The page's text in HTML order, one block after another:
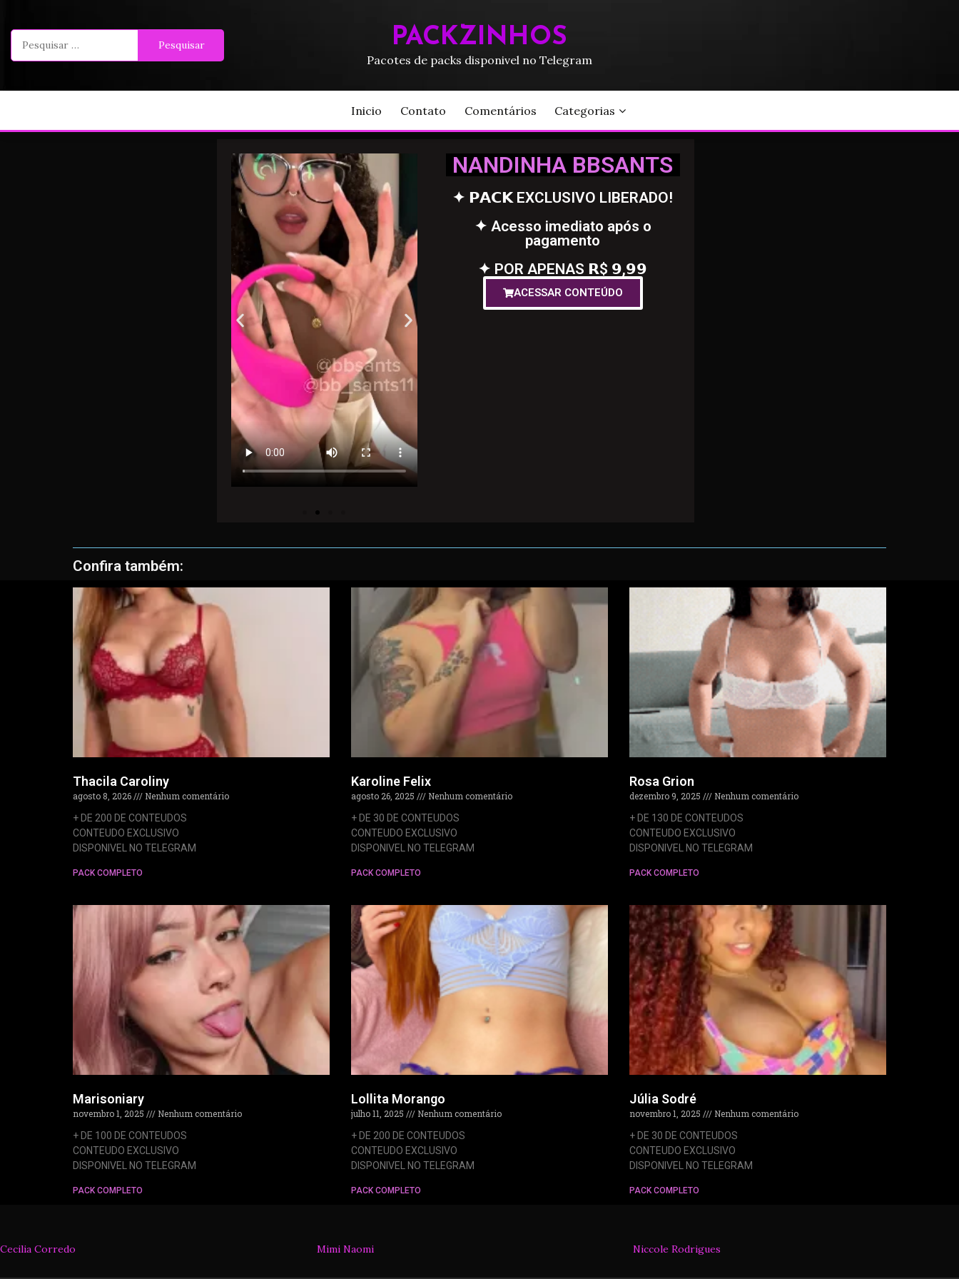
PACKZINHOS
Pacotes de packs disponivel no Telegram
Inicio Contato Comentários Categorias
NANDINHA BBSANTS
✦ 𝗣𝗔𝗖𝗞 EXCLUSIVO LIBERADO!
✦ Acesso imediato após o
pagamento
✦ POR APENAS 𝗥$ 𝟵,𝟵𝟵
ACESSAR CONTEÚDO
Confira também:
Thacila Caroliny
agosto 8, 2026
Nenhum comentário
+ DE 200 DE CONTEUDOS
CONTEUDO EXCLUSIVO
DISPONIVEL NO TELEGRAM
PACK COMPLETO
Karoline Felix
agosto 26, 2025
Nenhum comentário
+ DE 30 DE CONTEUDOS
CONTEUDO EXCLUSIVO
DISPONIVEL NO TELEGRAM
PACK COMPLETO
Rosa Grion
dezembro 9, 2025
Nenhum comentário
+ DE 130 DE CONTEUDOS
CONTEUDO EXCLUSIVO
DISPONIVEL NO TELEGRAM
PACK COMPLETO
Marisoniary
novembro 1, 2025
Nenhum comentário
+ DE 100 DE CONTEUDOS
CONTEUDO EXCLUSIVO
DISPONIVEL NO TELEGRAM
PACK COMPLETO
Lollita Morango
julho 11, 2025
Nenhum comentário
+ DE 200 DE CONTEUDOS
CONTEUDO EXCLUSIVO
DISPONIVEL NO TELEGRAM
PACK COMPLETO
Júlia Sodré
novembro 1, 2025
Nenhum comentário
+ DE 30 DE CONTEUDOS
CONTEUDO EXCLUSIVO
DISPONIVEL NO TELEGRAM
PACK COMPLETO
Cecilia Corredo Mimi Naomi Niccole Rodrigues